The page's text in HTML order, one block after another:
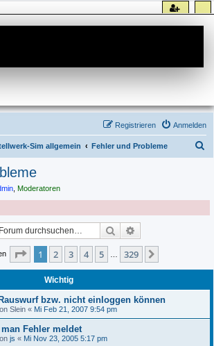
Anmelden
Registrieren
Sim allgemein Fehler und Probleme
Moderatoren
Suche
Seite 1von 329
1 2 3 4 5 329
Wichtig
bzw. nicht einloggen können
Slein « Mi Feb 21, 2007 9:54 pm
Fehler meldet
js « Mi Nov 23, 2005 5:17 pm